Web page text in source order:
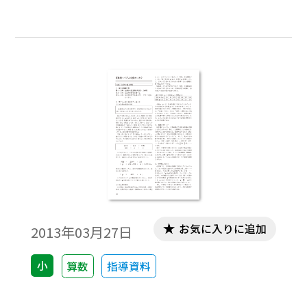
きや速さ）が変化したり、物体が変形した
2013年03月27日
小 算数 指導資料
お気に入りに追加